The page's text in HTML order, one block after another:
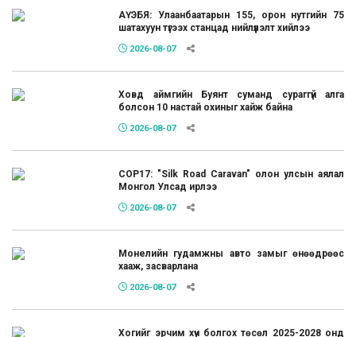
АҮЭБЯ: Улаанбаатарын 155, орон нутгийн 75
шатахуун түгээх станцад нийлүүлэлт хийлээ
2026-08-07
Ховд аймгийн Буянт суманд сураггүй алга
болсон 10 настай охиныг хайж байна
2026-08-07
COP17: "Silk Road Caravan" олон улсын аялал
Монгол Улсад ирлээ
2026-08-07
Монелийн гудамжны авто замыг өнөөдрөөс
хааж, засварлана
2026-08-07
Хогийг эрчим хүч болгох төсөл 2025-2028 онд